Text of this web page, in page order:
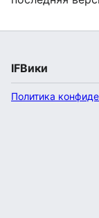
IFВики
Политика